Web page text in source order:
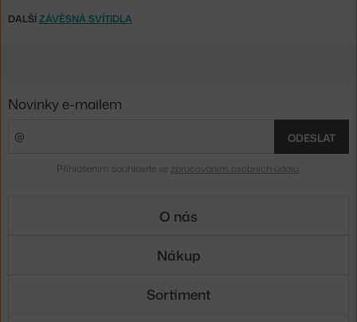
DALŠÍZÁVĚSNÁ SVÍTIDLA
Novinky e-mailem
ODESLAT
Přihlášením souhlasíte se zpracováním osobních údajů
O nás
Nákup
Sortiment